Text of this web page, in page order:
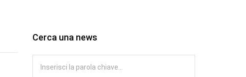
Cerca una news